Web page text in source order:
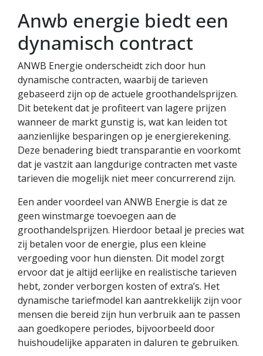
Anwb energie biedt een
dynamisch contract
ANWB Energie onderscheidt zich door hun
dynamische contracten, waarbij de tarieven
gebaseerd zijn op de actuele groothandelsprijzen.
Dit betekent dat je profiteert van lagere prijzen
wanneer de markt gunstig is, wat kan leiden tot
aanzienlijke besparingen op je energierekening.
Deze benadering biedt transparantie en voorkomt
dat je vastzit aan langdurige contracten met vaste
tarieven die mogelijk niet meer concurrerend zijn.
Een ander voordeel van ANWB Energie is dat ze
geen winstmarge toevoegen aan de
groothandelsprijzen. Hierdoor betaal je precies wat
zij betalen voor de energie, plus een kleine
vergoeding voor hun diensten. Dit model zorgt
ervoor dat je altijd eerlijke en realistische tarieven
hebt, zonder verborgen kosten of extra’s. Het
dynamische tariefmodel kan aantrekkelijk zijn voor
mensen die bereid zijn hun verbruik aan te passen
aan goedkopere periodes, bijvoorbeeld door
huishoudelijke apparaten in daluren te gebruiken.